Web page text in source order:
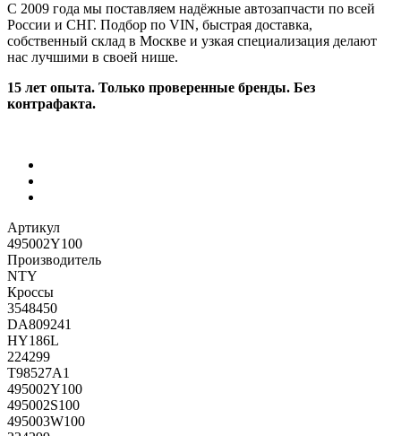
С 2009 года мы поставляем надёжные автозапчасти по всей
России и СНГ. Подбор по VIN, быстрая доставка,
собственный склад в Москве и узкая специализация делают
нас лучшими в своей нише.
15 лет опыта. Только проверенные бренды. Без
контрафакта.
Артикул
495002Y100
Производитель
NTY
Кроссы
3548450
DA809241
HY186L
224299
T98527A1
495002Y100
495002S100
495003W100